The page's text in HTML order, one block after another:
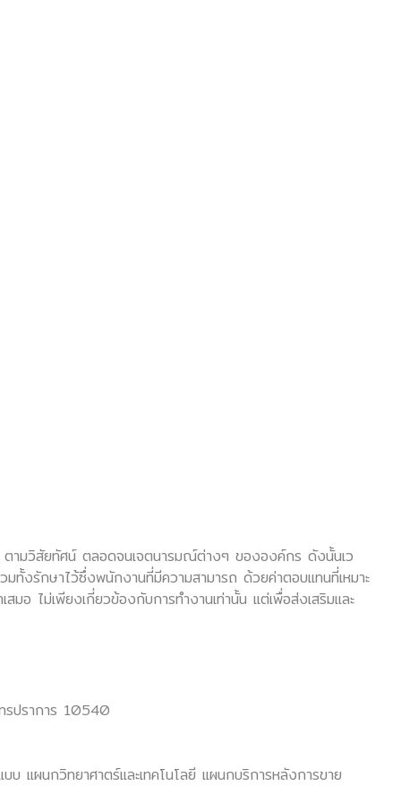
ามวิสัยทัศน์ ตลอดจนเจตนารมณ์ต่างๆ ขององค์กร ดังนั้นเว
งรักษาไว้ซึ่งพนักงานที่มีความสามารถ ด้วยค่าตอบแทนที่เหมาะ
ไม่เพียงเกี่ยวข้องกับการทำงานเท่านั้น แต่เพื่อส่งเสริมและ
ปราการ 10540
ผนกวิทยาศาตร์และเทคโนโลยี แผนกบริการหลังการขาย